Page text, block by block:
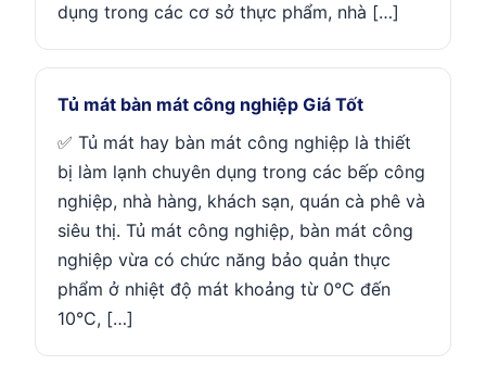
dụng trong các cơ sở thực phẩm, nhà […]
Tủ mát bàn mát công nghiệp Giá Tốt
✅ Tủ mát hay bàn mát công nghiệp là thiết
bị làm lạnh chuyên dụng trong các bếp công
nghiệp, nhà hàng, khách sạn, quán cà phê và
siêu thị. Tủ mát công nghiệp, bàn mát công
nghiệp vừa có chức năng bảo quản thực
phẩm ở nhiệt độ mát khoảng từ 0°C đến
10°C, […]